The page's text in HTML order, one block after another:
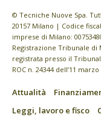
© Tecniche Nuove Spa.
20157 Milano | Codice
imprese di Milano:
Registrazione Tribunale di
registrata presso il
ROC n. 24344 dell’11 marzo
Attualità
Leggi, lavoro e fisco